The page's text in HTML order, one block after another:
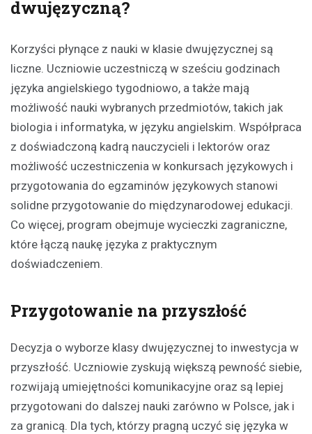
dwujęzyczną?
Korzyści płynące z nauki w klasie dwujęzycznej są
liczne. Uczniowie uczestniczą w sześciu godzinach
języka angielskiego tygodniowo, a także mają
możliwość nauki wybranych przedmiotów, takich jak
biologia i informatyka, w języku angielskim. Współpraca
z doświadczoną kadrą nauczycieli i lektorów oraz
możliwość uczestniczenia w konkursach językowych i
przygotowania do egzaminów językowych stanowi
solidne przygotowanie do międzynarodowej edukacji.
Co więcej, program obejmuje wycieczki zagraniczne,
które łączą naukę języka z praktycznym
doświadczeniem.
Przygotowanie na przyszłość
Decyzja o wyborze klasy dwujęzycznej to inwestycja w
przyszłość. Uczniowie zyskują większą pewność siebie,
rozwijają umiejętności komunikacyjne oraz są lepiej
przygotowani do dalszej nauki zarówno w Polsce, jak i
za granicą. Dla tych, którzy pragną uczyć się języka w